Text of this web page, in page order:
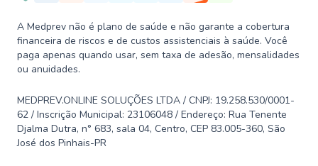
A Medprev não é plano de saúde e não garante a cobertura
financeira de riscos e de custos assistenciais à saúde. Você
paga apenas quando usar, sem taxa de adesão, mensalidades
ou anuidades.
MEDPREV.ONLINE SOLUÇÕES LTDA / CNPJ: 19.258.530/0001-
62 / Inscrição Municipal: 23106048 / Endereço: Rua Tenente
Djalma Dutra, n° 683, sala 04, Centro, CEP 83.005-360, São
José dos Pinhais-PR